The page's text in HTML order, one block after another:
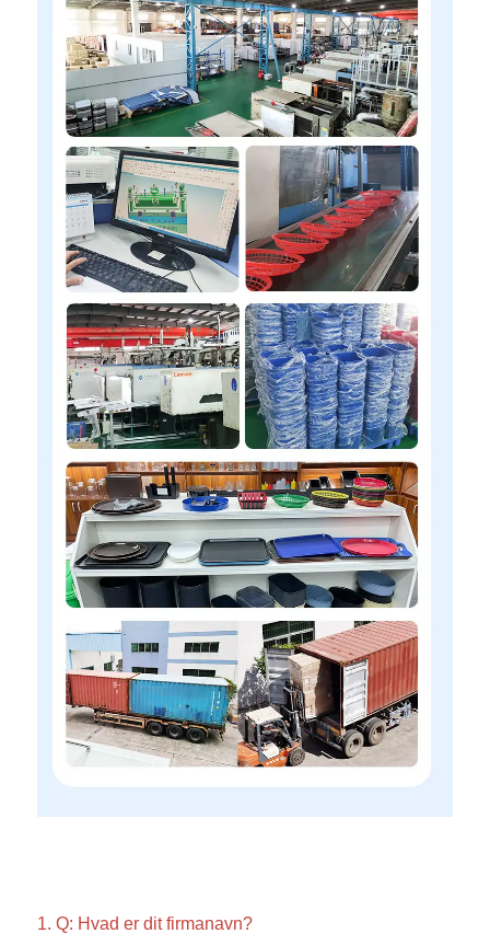
1. Q: Hvad er dit firmanavn?